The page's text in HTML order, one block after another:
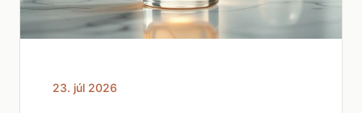
23. júl 2026